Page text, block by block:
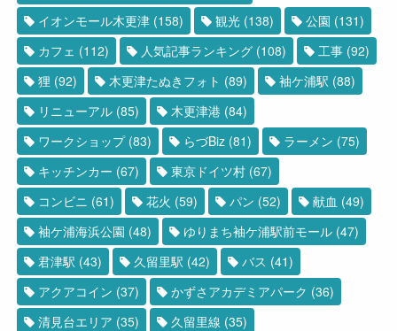
イオンモール木更津 (158) 観光 (138) 公園 (131)
カフェ (112) 人気記事ランキング (108) 工事 (92)
狸 (92) 木更津たぬきフォト (89) 袖ケ浦駅 (88)
リニューアル (85) 木更津港 (84)
ワークショップ(83) らづBiz (81) ラーメン (75)
キッチンカー (67) 東京ドイツ村 (67)
コンビニ (61) 花火 (59) パン (52) 献血 (49)
袖ケ浦海浜公園 (48) ゆりまち袖ケ浦駅前モール (47)
君津駅 (43) 久留里駅 (42) バス (41)
アクアコイン (37) かずさアカデミアパーク (36)
清見台エリア (35) 久留里線 (35)